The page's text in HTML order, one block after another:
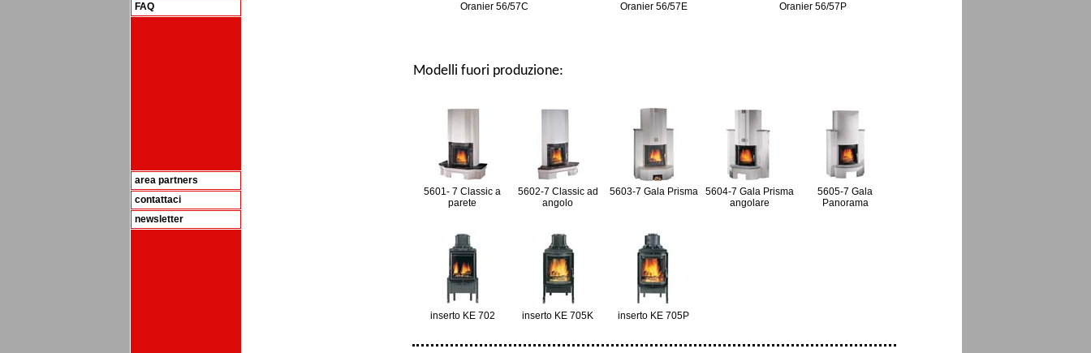
FAQ
area partners
contattaci
newsletter
Oranier 56/57C Oranier 56/57E Oranier 56/57P
Modelli fuori produzione:
5601- 7 Classic a
parete
5602-7 Classic ad
angolo
5603-7 Gala Prisma
5604-7 Gala Prisma
angolare
5605-7 Gala
Panorama
inserto KE 702 inserto KE 705K inserto KE 705P